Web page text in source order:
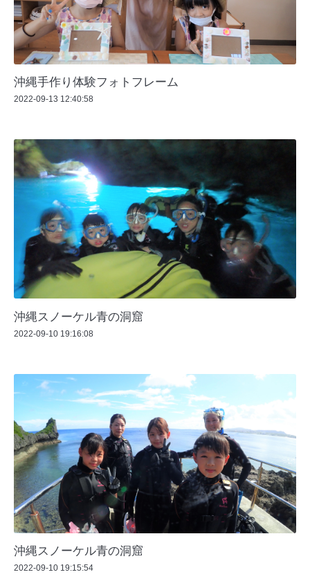
沖縄手作り体験フォトフレーム
2022-09-13 12:40:58
沖縄スノーケル青の洞窟
2022-09-10 19:16:08
沖縄スノーケル青の洞窟
2022-09-10 19:15:54